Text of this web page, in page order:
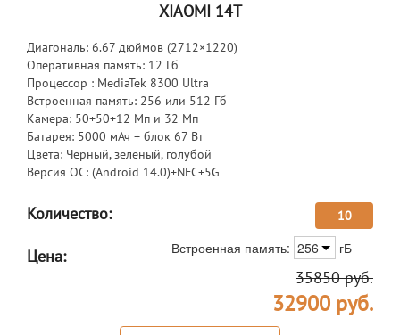
XIAOMI 14T
Диагональ: 6.67 дюймов (2712×1220)
Оперативная память: 12 Гб
Процессор : MediaTek 8300 Ultra
Встроенная память: 256 или 512 Гб
Камера: 50+50+12 Мп и 32 Мп
Батарея: 5000 мАч + блок 67 Вт
Цвета: Черный, зеленый, голубой
Версия ОС: (Android 14.0)+NFC+5G
Количество: 10
Встроенная память: 256 гБ
Цена:
35850руб.
32900руб.